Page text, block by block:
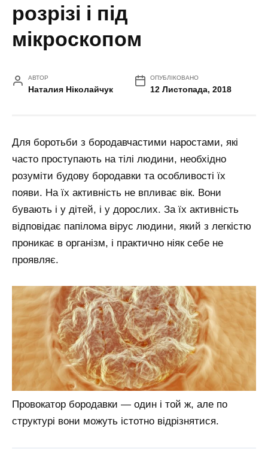
розрізі і під
мікроскопом
АВТОР
Наталия Ніколайчук
ОПУБЛІКОВАНО
12 Листопада, 2018
Для боротьби з бородавчастими наростами, які
часто проступають на тілі людини, необхідно
розуміти будову бородавки та особливості їх
появи. На їх активність не впливає вік. Вони
бувають і у дітей, і у дорослих. За їх активність
відповідає папілома вірус людини, який з легкістю
проникає в організм, і практично ніяк себе не
проявляє.
Провокатор бородавки — один і той ж, але по
структурі вони можуть істотно відрізнятися.